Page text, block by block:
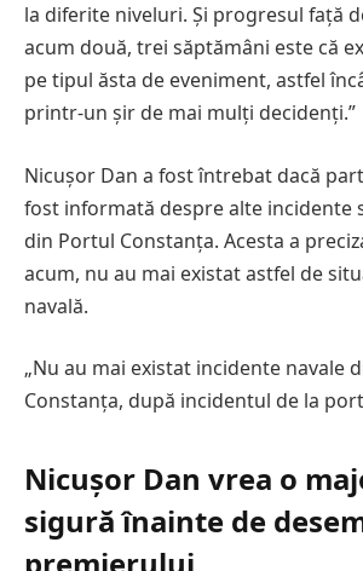
la diferite niveluri. Și progresul față
acum două, trei săptămâni este că
pe tipul ăsta de eveniment, astfel
printr-un șir de mai mulți decidenți.”
Nicușor Dan a fost întrebat dacă
fost informată despre alte incidente
din Portul Constanța. Acesta a
acum, nu au mai existat astfel de
navală.
„Nu au mai existat incidente navale
Constanța, după incidentul de la
Nicușor Dan vrea o
sigură înainte de
premierului